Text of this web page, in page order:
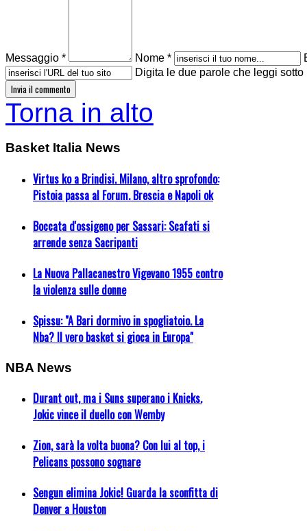
Messaggio * Nome *
Digita le due parole che leggi sotto
Torna in alto
Basket Italia News
Virtus ko a Brindisi. Milano, altro sprofondo:
Pistoia passa al Forum. Brescia e Napoli ok
Boccata d'ossigeno per Sassari: Scafati si
arrende senza Sacripanti
La Nuova Pallacanestro Vigevano 1955 contro
la violenza sulle donne
Spissu: "A Bari dormivo in spogliatoio. La
Nba? Il vero basket si gioca in Europa"
NBA News
Durant out, ma i Suns superano i Knicks.
Jokic vince il duello con Wemby
Zion, sarà la volta buona? Con lui al top, i
Pelicans possono sognare
Sengun elimina Jokic! Guarda la sconfitta di
Denver a Houston